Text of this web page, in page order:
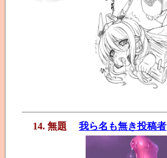
14. 無題 我ら名も無き投稿者